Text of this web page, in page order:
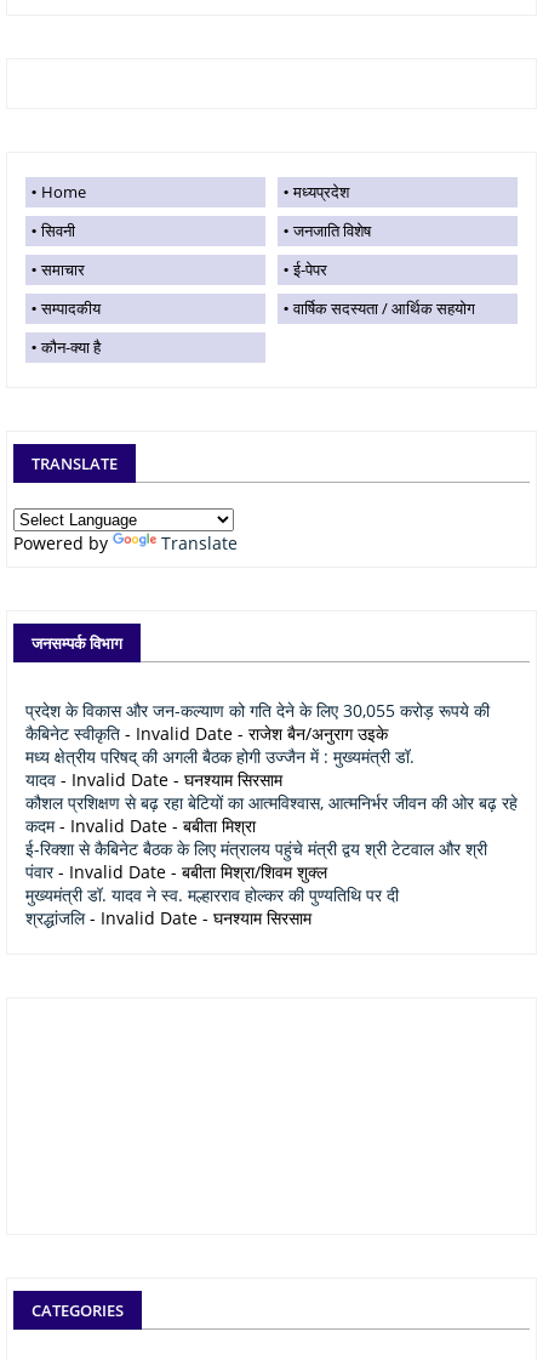
Home
मध्यप्रदेश
सिवनी
जनजाति विशेष
समाचार
ई-पेपर
सम्पादकीय
वार्षिक सदस्यता / आर्थिक सहयोग
कौन-क्या है
TRANSLATE
Powered by Translate
जनसम्पर्क विभाग
प्रदेश के विकास और जन-कल्याण को गति देने के लिए 30,055 करोड़ रूपये की
कैबिनेट स्वीकृति - Invalid Date - राजेश बैन/अनुराग उइके
मध्य क्षेत्रीय परिषद् की अगली बैठक होगी उज्जैन में : मुख्यमंत्री डॉ.
यादव - Invalid Date - घनश्याम सिरसाम
कौशल प्रशिक्षण से बढ़ रहा बेटियों का आत्मविश्वास, आत्मनिर्भर जीवन की ओर बढ़ रहे
कदम- Invalid Date - बबीता मिश्रा
ई-रिक्शा से कैबिनेट बैठक के लिए मंत्रालय पहुंचे मंत्री द्वय श्री टेटवाल और श्री
पंवार- Invalid Date - बबीता मिश्रा/शिवम शुक्ल
मुख्यमंत्री डॉ. यादव ने स्व. मल्हारराव होल्कर की पुण्यतिथि पर दी
श्रद्धांजलि- Invalid Date - घनश्याम सिरसाम
CATEGORIES